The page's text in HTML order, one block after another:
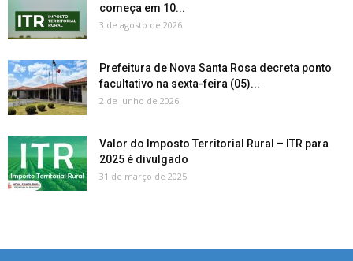
começa em 10...
3 de agosto de 2026
Prefeitura de Nova Santa Rosa decreta ponto
facultativo na sexta-feira (05)...
2 de junho de 2026
Valor do Imposto Territorial Rural – ITR para
2025 é divulgado
31 de março de 2025